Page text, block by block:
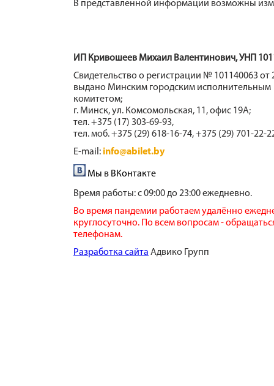
В представленной информации возможны
ИП Кривошеев Михаил Валентинович, УНП
Свидетельство о регистрации № 101140063 от
выдано Минским городским исполнительным
комитетом;
г. Минск, ул. Комсомольская, 11, офис 19А;
тел. +375 (17) 303-69-93,
тел. моб. +375 (29) 618-16-74, +375 (29) 701-22-
E-mail: info@abilet.by
Мы в ВКонтакте
Время работы:с 09:00 до 23:00 ежедневно.
Во время пандемии работаем удалённо
круглосуточно. По всем вопросам -
телефонам.
​Разработка сайта ​ Адвико Групп